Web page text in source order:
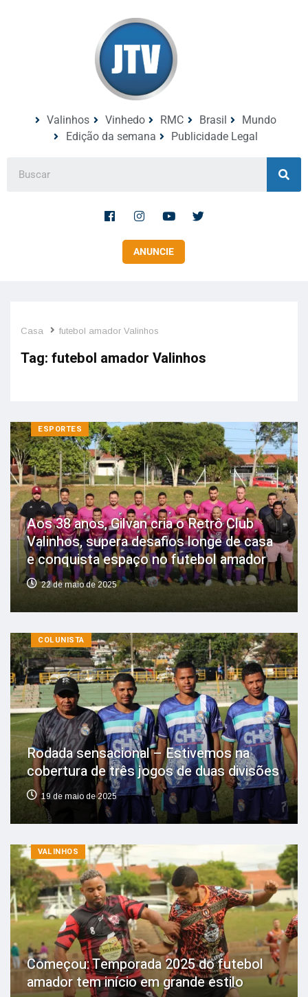
Valinhos Vinhedo RMC Brasil
Mundo
Edição da semana
Publicidade Legal
ANUNCIE
Casa futebol amador Valinhos
Tag: futebol amador Valinhos
ESPORTES
Aos 38 anos, Gilvan cria o Retrô Club
Valinhos, supera desafios longe de casa
e conquista espaço no futebol amador
22 de maio de 2025
COLUNISTA
Rodada sensacional – Estivemos na
cobertura de três jogos de duas divisões
19 de maio de 2025
VALINHOS
Começou: Temporada 2025 do futebol
amador tem início em grande estilo